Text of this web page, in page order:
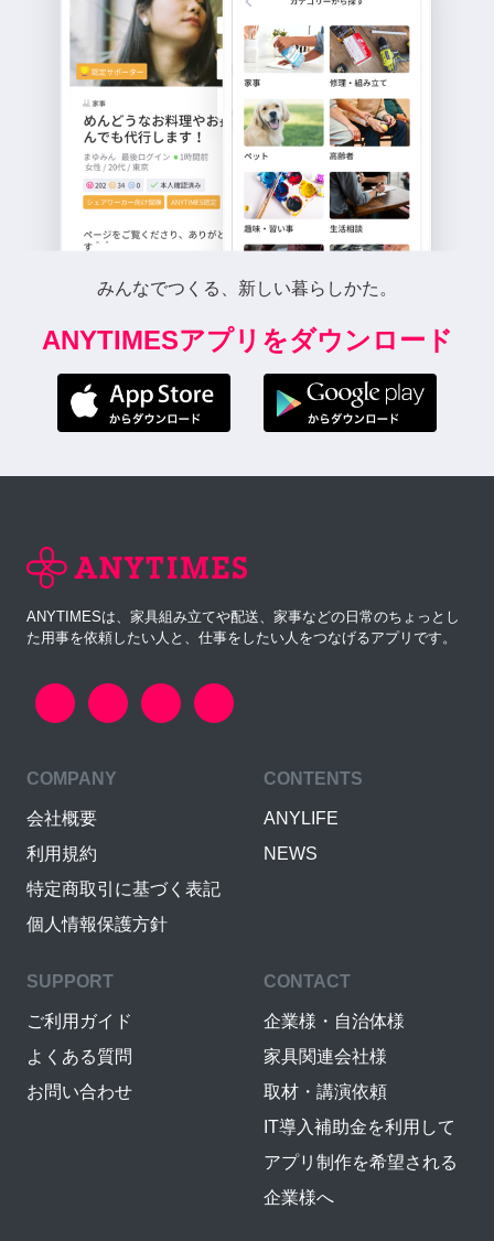
みんなでつくる、新しい暮らしかた。
ANYTIMESアプリをダウンロード
ANYTIMESは、家具組み立てや配送、家事などの日常のちょっとし
た用事を依頼したい人と、仕事をしたい人をつなげるアプリです。
COMPANY
会社概要
利用規約
特定商取引に基づく表記
個人情報保護方針
CONTENTS
ANYLIFE
NEWS
SUPPORT
ご利用ガイド
よくある質問
お問い合わせ
CONTACT
企業様・自治体様
家具関連会社様
取材・講演依頼
IT導入補助金を利用して
アプリ制作を希望される
企業様へ